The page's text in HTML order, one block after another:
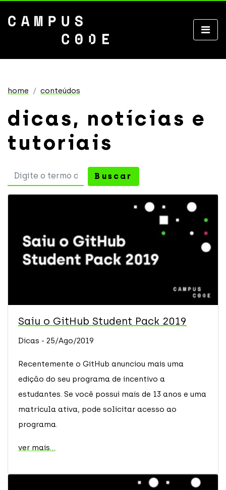
home conteúdos
dicas, notícias e
tutoriais
Buscar
Saiu o GitHub Student Pack 2019
Dicas - 25/Ago/2019
Recentemente o GitHub anunciou mais uma
edição do seu programa de incentivo a
estudantes. Se você possui mais de 13 anos e uma
matrícula ativa, pode solicitar acesso ao
programa.
ver mais...